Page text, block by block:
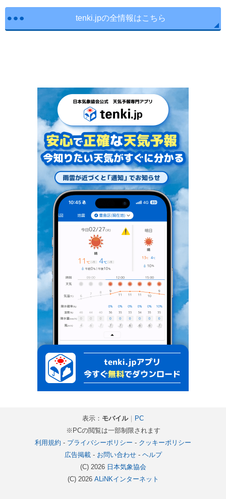
tenki.jpの全情報はこちら
表示： モバイル｜ PC
※PCの閲覧は一部制限されます
利用規約 - プライバシーポリシー - クッキーポリシー
広告掲載- お問い合わせ- ヘルプ
(C) 2026 日本気象協会
(C) 2026 ALiNKインターネット